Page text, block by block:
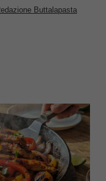
Buttalapasta